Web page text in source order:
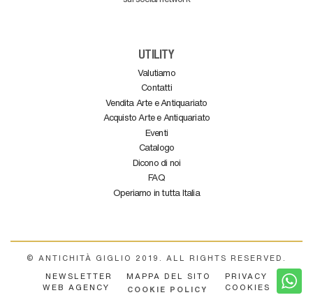
UTILITY
Valutiamo
Contatti
Vendita Arte e Antiquariato
Acquisto Arte e Antiquariato
Eventi
Catalogo
Dicono di noi
FAQ
Operiamo in tutta Italia
© ANTICHITÀ GIGLIO 2019. ALL RIGHTS RESERVED.
NEWSLETTER
MAPPA DEL SITO
PRIVACY
WEB AGENCY
COOKIE POLICY COOKIES